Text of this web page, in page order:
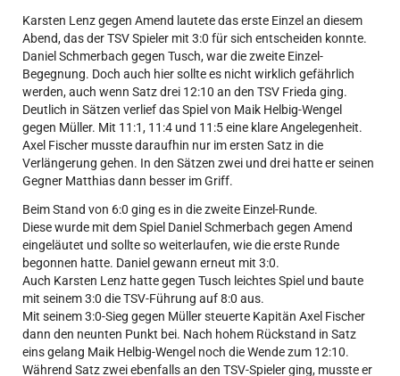
Karsten Lenz gegen Amend lautete das erste Einzel an diesem
Abend, das der TSV Spieler mit 3:0 für sich entscheiden konnte.
Daniel Schmerbach gegen Tusch, war die zweite Einzel-
Begegnung. Doch auch hier sollte es nicht wirklich gefährlich
werden, auch wenn Satz drei 12:10 an den TSV Frieda ging.
Deutlich in Sätzen verlief das Spiel von Maik Helbig-Wengel
gegen Müller. Mit 11:1, 11:4 und 11:5 eine klare Angelegenheit.
Axel Fischer musste daraufhin nur im ersten Satz in die
Verlängerung gehen. In den Sätzen zwei und drei hatte er seinen
Gegner Matthias dann besser im Griff.
Beim Stand von 6:0 ging es in die zweite Einzel-Runde.
Diese wurde mit dem Spiel Daniel Schmerbach gegen Amend
eingeläutet und sollte so weiterlaufen, wie die erste Runde
begonnen hatte. Daniel gewann erneut mit 3:0.
Auch Karsten Lenz hatte gegen Tusch leichtes Spiel und baute
mit seinem 3:0 die TSV-Führung auf 8:0 aus.
Mit seinem 3:0-Sieg gegen Müller steuerte Kapitän Axel Fischer
dann den neunten Punkt bei. Nach hohem Rückstand in Satz
eins gelang Maik Helbig-Wengel noch die Wende zum 12:10.
Während Satz zwei ebenfalls an den TSV-Spieler ging, musste er